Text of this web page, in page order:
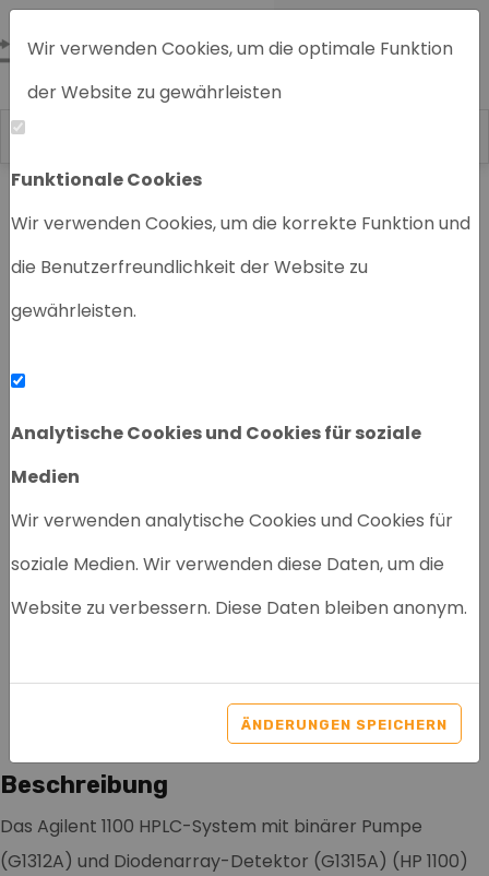
Wir verwenden Cookies, um die optimale Funktion
der Website zu gewährleisten
Funktionale Cookies
Wir verwenden Cookies, um die korrekte Funktion und
die Benutzerfreundlichkeit der Website zu
gewährleisten.
Analytische Cookies und Cookies für soziale
Medien
Wir verwenden analytische Cookies und Cookies für
soziale Medien. Wir verwenden diese Daten, um die
Website zu verbessern. Diese Daten bleiben anonym.
ÄNDERUNGEN SPEICHERN
Home Chromatographiegeräte
AGILENT 1100 HPLC-
SYSTEM - BINARY PUMP -
Beschreibung
Das Agilent 1100 HPLC-System mit binärer Pumpe
(G1312A) und Diodenarray-Detektor (G1315A) (HP 1100)